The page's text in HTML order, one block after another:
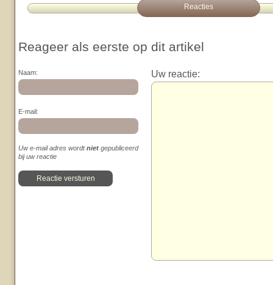
Reacties
Reageer als eerste op dit artikel
Naam:
E-mail:
Uw e-mail adres wordtniet gepubliceerd
bij uw reactie
Uw reactie: